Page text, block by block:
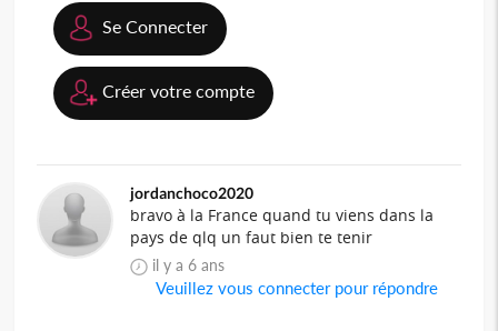
Se Connecter
Créer votre compte
jordanchoco2020
bravo à la France quand tu viens dans la
pays de qlq un faut bien te tenir
il y a 6 ans
Veuillez vous connecter pour répondre